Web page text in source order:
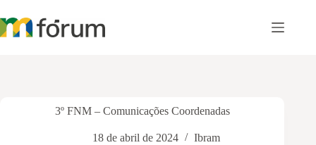
para
o
3º FNM – Comunicações Coordenadas
18 de abril de 2024 Ibram